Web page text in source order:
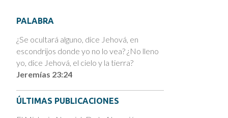
PALABRA
¿Se ocultará alguno, dice Jehová, en
escondrijos donde yo no lo vea? ¿No lleno
yo, dice Jehová, el cielo y la tierra?
Jeremías 23:24
ÚLTIMAS PUBLICACIONES